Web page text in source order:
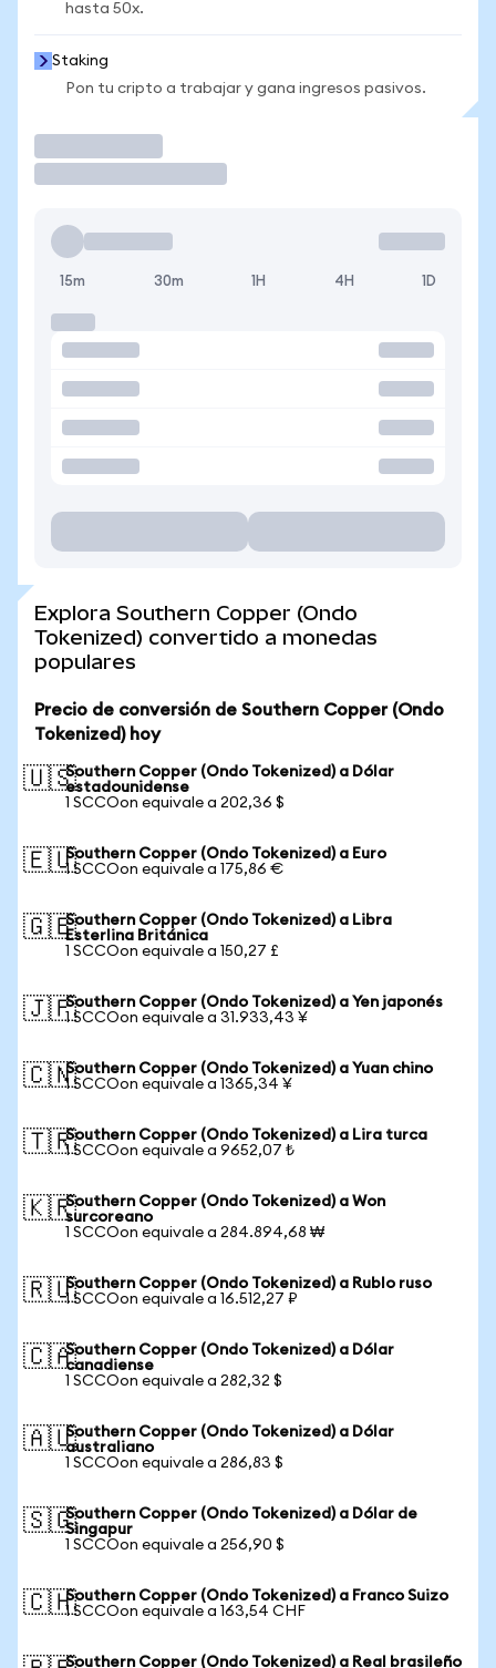
hasta 50x.
Staking
Pon tu cripto a trabajar y gana ingresos pasivos.
15m 30m 1H 4H 1D
Explora Southern Copper (Ondo
Tokenized) convertido a monedas
populares
Precio de conversión de Southern Copper (Ondo
Tokenized) hoy
🇺🇸Southern Copper (Ondo Tokenized) a Dólar
estadounidense
1 SCCOon equivale a 202,36 $
🇪🇺Southern Copper (Ondo Tokenized) a Euro
1 SCCOon equivale a 175,86 €
🇬🇧Southern Copper (Ondo Tokenized) a Libra
Esterlina Británica
1 SCCOon equivale a 150,27 £
🇯🇵Southern Copper (Ondo Tokenized) a Yen japonés
1 SCCOon equivale a 31.933,43 ¥
🇨🇳Southern Copper (Ondo Tokenized) a Yuan chino
1 SCCOon equivale a 1365,34 ¥
🇹🇷Southern Copper (Ondo Tokenized) a Lira turca
1 SCCOon equivale a 9652,07 ₺
🇰🇷Southern Copper (Ondo Tokenized) a Won
surcoreano
1 SCCOon equivale a 284.894,68 ₩
🇷🇺Southern Copper (Ondo Tokenized) a Rublo ruso
1 SCCOon equivale a 16.512,27 ₽
🇨🇦Southern Copper (Ondo Tokenized) a Dólar
canadiense
1 SCCOon equivale a 282,32 $
🇦🇺Southern Copper (Ondo Tokenized) a Dólar
australiano
1 SCCOon equivale a 286,83 $
🇸🇬Southern Copper (Ondo Tokenized) a Dólar de
Singapur
1 SCCOon equivale a 256,90 $
🇨🇭Southern Copper (Ondo Tokenized) a Franco Suizo
1 SCCOon equivale a 163,54 CHF
Southern Copper (Ondo Tokenized) a Real brasileño